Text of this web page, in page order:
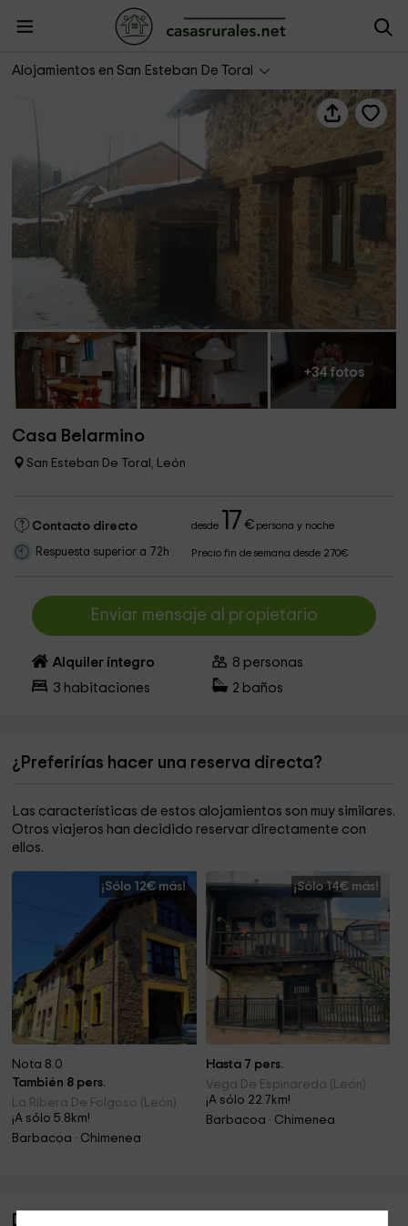
Alojamientos en San Esteban De Toral
+34 fotos
Casa Belarmino
San Esteban De Toral, León
Contacto directo desde 17 €persona y noche
Respuesta superior a 72h Precio fin de semana desde 270€
Enviar mensaje al propietario
Alquiler íntegro 8 personas
3 habitaciones 2 baños
¿Preferirías hacer una reserva directa?
Las características de estos alojamientos son muy similares.
Otros viajeros han decidido reservar directamente con
ellos.
¡Sólo 12€ más!
Nota 8.0
También 8 pers.
La Ribera De Folgoso (León)
¡A sólo 5.8km!
Barbacoa · Chimenea
¡Sólo 14€ más!
Hasta 7 pers.
Vega De Espinareda (León)
¡A sólo 22.7km!
Barbacoa · Chimenea
Descripción de Casa Belarmino